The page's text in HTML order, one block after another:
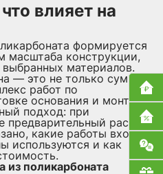
влияет на
формируется
масштаба конструкции,
материалов.
— это не только сумма
работ по
основания и монтажу.
подход: при
предварительный расчёт,
какие работы входят
используются и как
из поликарбоната